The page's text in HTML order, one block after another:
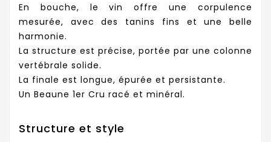
En bouche, le vin offre une corpulence
mesurée, avec des tanins fins et une belle
harmonie.
La structure est précise, portée par une colonne
vertébrale solide.
La finale est longue, épurée et persistante.
Un Beaune 1er Cru racé et minéral.
Structure et style